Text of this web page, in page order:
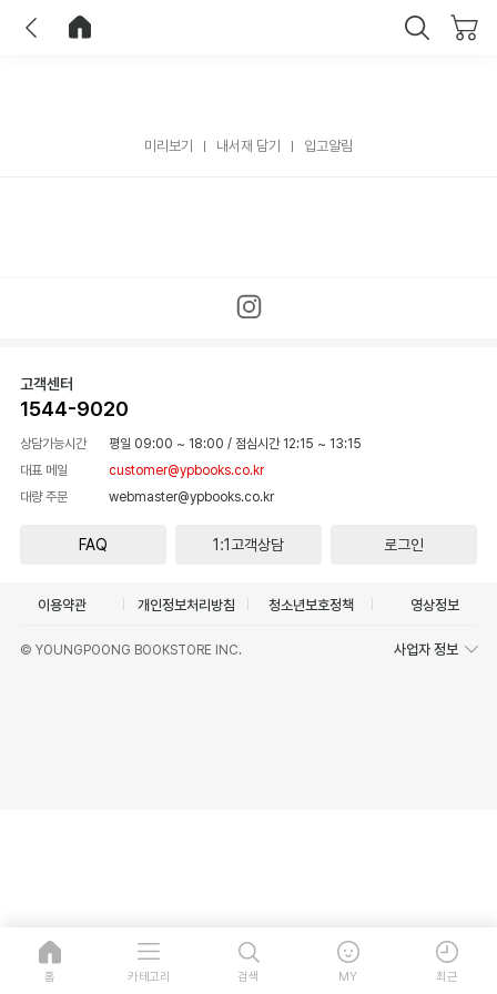
미리보기 내서재 담기 입고알림
고객센터
1544-9020
상담가능시간 평일 09:00 ~ 18:00 / 점심시간 12:15 ~ 13:15
대표 메일
customer@ypbooks.co.kr
대량 주문
webmaster@ypbooks.co.kr
FAQ 1:1고객상담 로그인
이용약관 개인정보처리방침 청소년보호정책 영상정보
© YOUNGPOONG BOOKSTORE INC. 사업자 정보
홈 카테고리 검색 MY 최근